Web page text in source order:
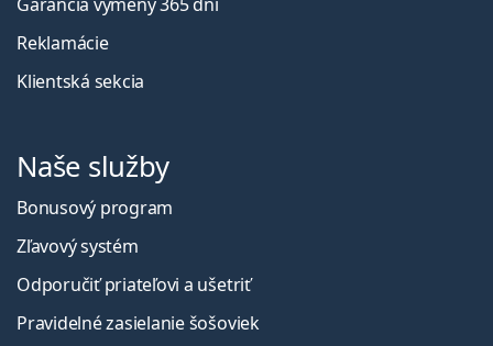
Reklamácie
Klientská sekcia
Naše služby
Bonusový program
Zľavový systém
Odporučiť priateľovi a ušetriť
Pravidelné zasielanie šošoviek